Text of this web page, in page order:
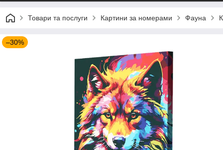
Товари та послуги Картини за номерами Фауна
–30%